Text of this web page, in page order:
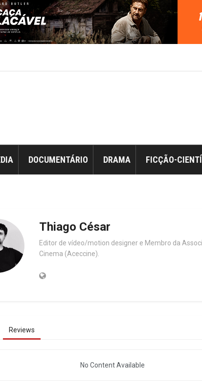
DOCUMENTÁRIO DRAMA FICÇÃO-
Thiago César
Editor de vídeo/motion designer e Membro da
Cinema (Aceccine).
Reviews
No Content Available